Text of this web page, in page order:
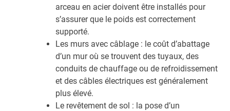
arceau en acier doivent être installés pour
s’assurer que le poids est correctement
supporté.
Les murs avec câblage : le coût d’abattage
d’un mur où se trouvent des tuyaux, des
conduits de chauffage ou de refroidissement
et des câbles électriques est généralement
plus élevé.
Le revêtement de sol : la pose d’un